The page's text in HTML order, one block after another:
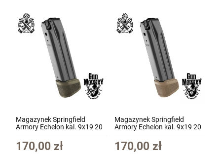
Magazynek Springfield
Armory Echelon kal. 9x19 20
nabojowy kol. ODG (HS-
EC6020G)
170,00 zł
Magazynek Springfield
Armory Echelon kal. 9x19 20
nabojowy kol. FDE (HS-
EC6020F)
170,00 zł